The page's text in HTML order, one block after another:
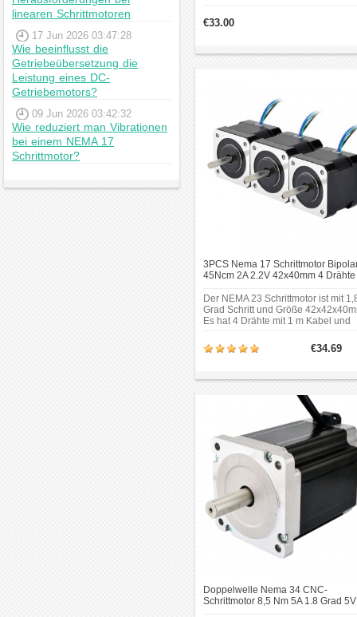
linearen Schrittmotoren
17 Jun 2026 03:47:28
Wie beeinflusst die
Getriebeübersetzung die
Leistung eines DC-
Getriebemotors?
09 Jun 2026 03:42:32
Wie reduziert man Vibrationen
bei einem NEMA 17
Schrittmotor?
12 V und einem Phasenstrom von
0,4 A und erreicht ein Haltemoment
€33.00
3PCS Nema 17 Schrittmotor
45Ncm 2A 2.2V 42x40mm 4 Drähte
Der NEMA 23 Schrittmotor ist mit
Grad Schritt und Größe
Es hat 4 Drähte mit 1 m Kabel und
zieht 2,0A, mit Haltemoment 45Ncm
(64 Unzen). Physikalische
42mm;Körper Länge:
Φ5mm;Schaftlänge:
€34.69
Doppelwelle Nema 34 CNC-
Schrittmotor 8,5 Nm 5A 1.8 Grad